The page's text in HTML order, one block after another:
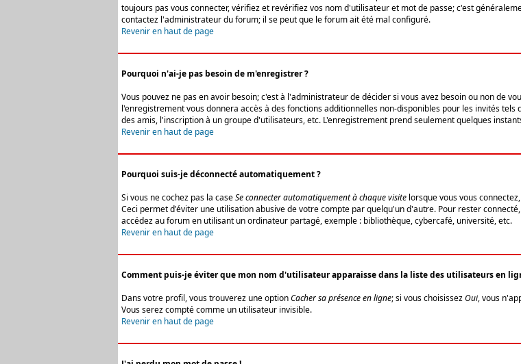
toujours pas vous connecter, vérifiez et revérifiez vos nom d'utilisateur et mot de passe; c'est
contactez l'administrateur du forum; il se peut que le forum ait été mal configuré.
Revenir en haut de page
Pourquoi n'ai-je pas besoin de m'enregistrer ?
Vous pouvez ne pas en avoir besoin; c'est à l'administrateur de décider si vous avez besoin ou non de
l'enregistrement vous donnera accès à des fonctions additionnelles non-disponibles pour les invités
des amis, l'inscription à un groupe d'utilisateurs, etc. L'enregistrement prend seulement quelques
Revenir en haut de page
Pourquoi suis-je déconnecté automatiquement ?
Si vous ne cochez pas la caseSe connecter automatiquement à chaque visite lorsque vous vous
Ceci permet d'éviter une utilisation abusive de votre compte par quelqu'un d'autre. Pour rester
accédez au forum en utilisant un ordinateur partagé, exemple : bibliothèque, cybercafé, université, etc.
Revenir en haut de page
Comment puis-je éviter que mon nom d'utilisateur apparaisse dans la liste des utilisateurs en
Dans votre profil, vous trouverez une optionCacher sa présence en ligne; si vous choisissezOui, vous
Vous serez compté comme un utilisateur invisible.
Revenir en haut de page